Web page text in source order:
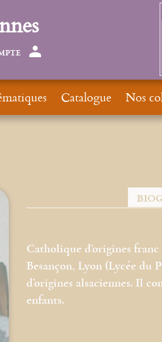
Catholique d’origines
Besançon, Lyon (Lycée du
d’origines alsaciennes. Il
enfants.
Catalogue Nos